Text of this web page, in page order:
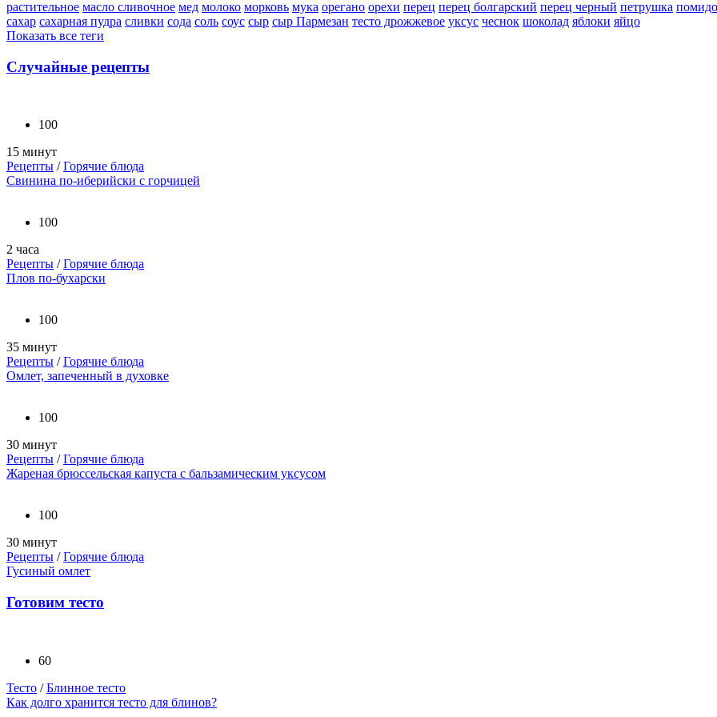
растительное масло сливочное мед молоко морковь мука орегано орехи перец перец болгарский перец черный петрушка
сахар сахарная пудра сливки сода соль соус сыр сыр Пармезан тесто дрожжевое уксус чеснок шоколад яблоки яйцо
Показать все теги
Случайные рецепты
100
15 минут
Рецепты /Горячие блюда
Свинина по-иберийски с горчицей
100
2 часа
Рецепты /Горячие блюда
Плов по-бухарски
100
35 минут
Рецепты /Горячие блюда
Омлет, запеченный в духовке
100
30 минут
Рецепты /Горячие блюда
Жареная брюссельская капуста с бальзамическим уксусом
100
30 минут
Рецепты /Горячие блюда
Гусиный омлет
Готовим тесто
60
Тесто /Блинное тесто
Как долго хранится тесто для блинов?